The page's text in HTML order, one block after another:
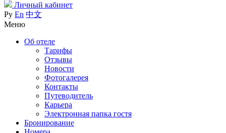
Личный кабинет
Ру En 中文
Меню
Об отеле
Тарифы
Отзывы
Новости
Фотогалерея
Контакты
Путеводитель
Карьера
Электронная папка гостя
Бронирование